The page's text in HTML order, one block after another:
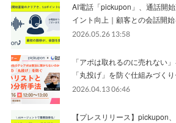
AI電話「pickupon」、通話開
イント向上｜顧客との会話開
2026.05.26 13:58
「アポは取れるのに売れない
「丸投げ」を防ぐ仕組みづく
2026.04.13 06:46
【プレスリリース】pickupon